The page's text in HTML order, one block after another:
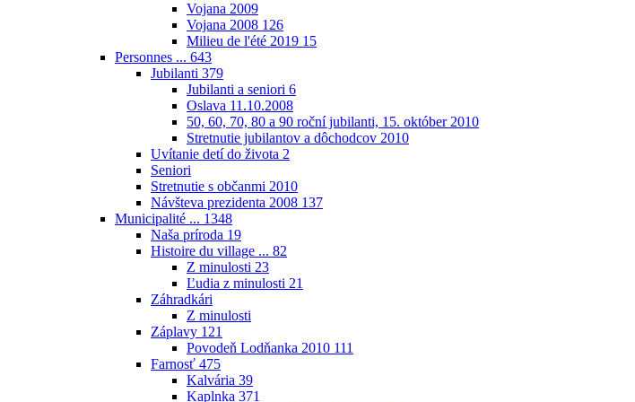
Vojana 2009
Vojana 2008 126
Milieu de l'été 2019 15
Personnes ... 643
Jubilanti 379
Jubilanti a seniori 6
Oslava 11.10.2008
50, 60, 70, 80 a 90 roční jubilanti, 15. október 2010
Stretnutie jubilantov a dôchodcov 2010
Uvítanie detí do života 2
Seniori
Stretnutie s občanmi 2010
Návšteva prezidenta 2008 137
Municipalité ... 1348
Naša príroda 19
Histoire du village ... 82
Z minulosti 23
Ľudia z minulosti 21
Záhradkári
Z minulosti
Záplavy 121
Povodeň Lodňanka 2010 111
Farnosť 475
Kalvária 39
Kaplnka 371